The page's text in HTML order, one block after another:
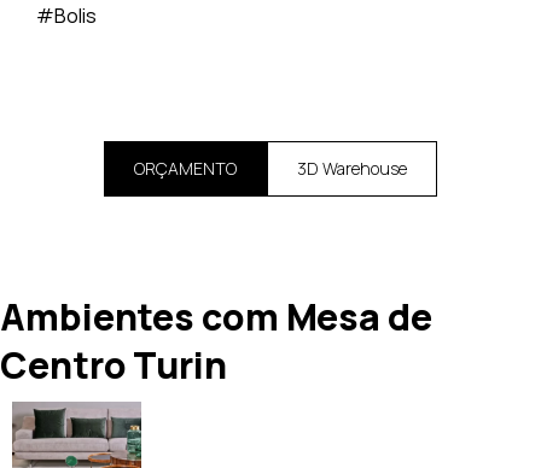
#Bolis
ORÇAMENTO 3D Warehouse
Ambientes com Mesa de
Centro Turin